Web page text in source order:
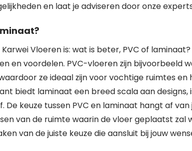
en laat je adviseren door onze
Vloeren is: wat is beter, PVC of
en voordelen. PVC-vloeren zijn bijvoorbeeld
ze ideaal zijn voor vochtige ruimtes en
biedt laminaat een breed scala aan
keuze tussen PVC en laminaat hangt af
van de ruimte waarin de vloer geplaatst zal
van de juiste keuze die aansluit bij jouw